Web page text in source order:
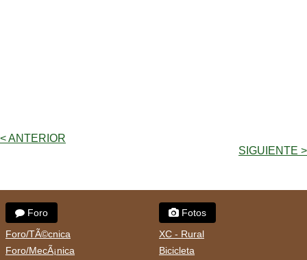
< ANTERIOR
SIGUIENTE >
Foro
Foro/TÃ©cnica
Foro/MecÃ¡nica
Fotos
XC - Rural
Bicicleta